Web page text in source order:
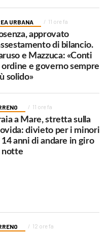
URBANA 11 ore fa
approvato
di bilancio.
e Mazzuca: «Conti
ordine e governo sempre
solido»
11 ore fa
a Mare, stretta sulla
divieto per i minori
14 anni di andare in giro
notte
12 ore fa